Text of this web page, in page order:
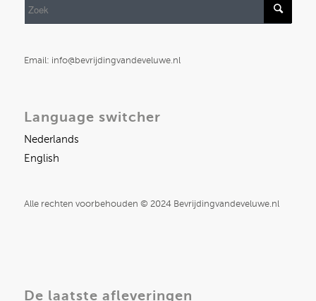
Email: info@bevrijdingvandeveluwe.nl
Language switcher
Nederlands
English
Alle rechten voorbehouden © 2024 Bevrijdingvandeveluwe.nl
De laatste afleveringen